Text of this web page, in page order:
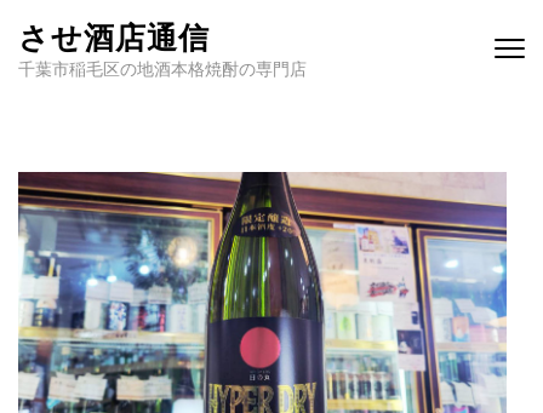
させ酒店通信
千葉市稲毛区の地酒本格焼酎の専門店